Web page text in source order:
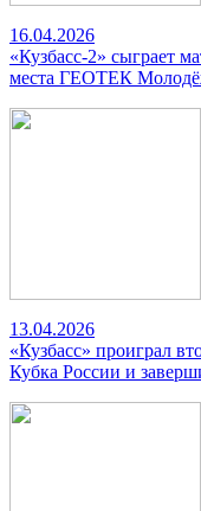
16.04.2026
«Кузбасс-2» сыграет
места ГЕОТЕК
13.04.2026
«Кузбасс» проиграл
Кубка России и